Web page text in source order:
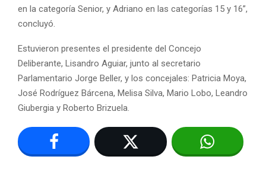
en la categoría Senior, y Adriano en las categorías 15 y 16”,
concluyó.
Estuvieron presentes el presidente del Concejo
Deliberante, Lisandro Aguiar, junto al secretario
Parlamentario Jorge Beller, y los concejales: Patricia Moya,
José Rodríguez Bárcena, Melisa Silva, Mario Lobo, Leandro
Giubergia y Roberto Brizuela.